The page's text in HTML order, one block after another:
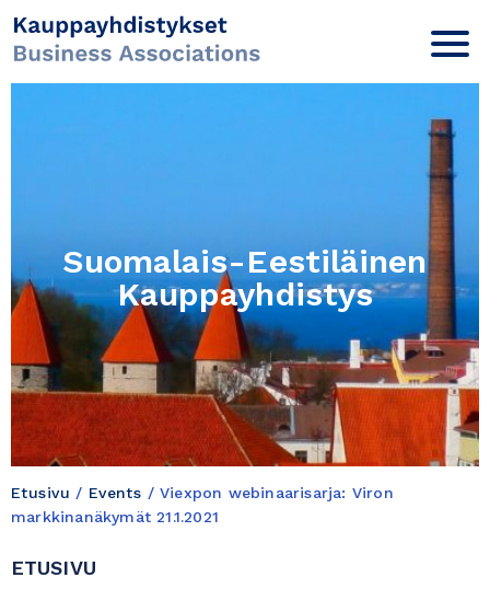
Suomalais-Eestiläinen
Kauppayhdistys
Etusivu / Events / Viexpon webinaarisarja: Viron
markkinanäkymät 21.1.2021
ETUSIVU